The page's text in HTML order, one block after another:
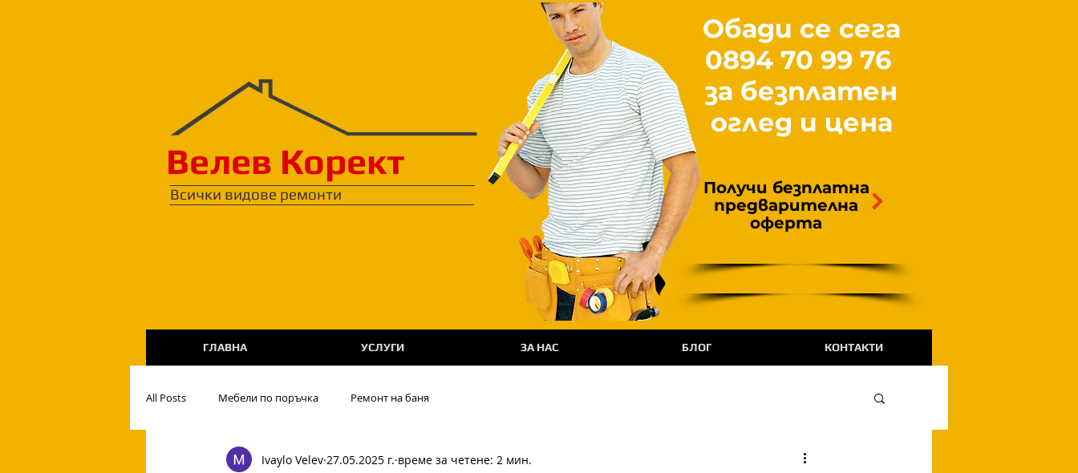
Велев Корект
Всички видове ремонти
ГЛАВНА УСЛУГИ ЗА НАС БЛОГ КОНТАКТИ
All Posts Мебели по поръчка Ремонт на баня
Ivaylo Velev 27.05.2025 г. време за четене: 2 мин.
Обади се сега
0894 70 99 76
за безплатен
оглед и цена
Получи безплатна
предварителна
оферта